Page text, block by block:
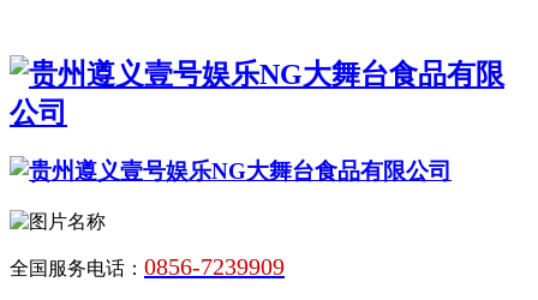
全国服务电话： 0856-7239909